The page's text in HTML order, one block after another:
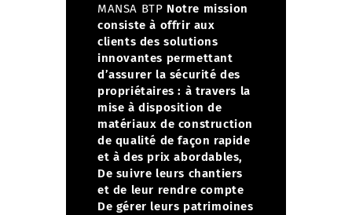
MANSA BTP Notre mission
consiste à offrir aux
clients des solutions
innovantes permettant
d’assurer la sécurité des
propriétaires : à travers la
mise à disposition de
matériaux de construction
de qualité de façon rapide
et à des prix abordables,
De suivre leurs chantiers
et de leur rendre compte
De gérer leurs patrimoines